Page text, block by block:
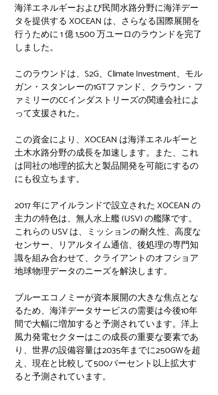
海洋エネルギーおよび民間水路分野に海洋デー
タを提供する XOCEAN は、さらなる国際展開を
行うために 1 億 1,500 万ユーロのラウンドを完了
しました。
このラウンドは、S2G、Climate Investment、モル
ガン・スタンレーの1GTファンド、クラウン・フ
ァミリーのCCインダストリーズの関連会社によ
って支援された。
この資金により、XOCEAN は海洋エネルギーと
土木水路分野の成長を加速します。また、これ
は同社の地理的拡大と製品開発を可能にするの
にも役立ちます。
2017 年にアイルランドで設立された XOCEAN の
主力の特色は、無人水上艦 (USV) の艦隊です。
これらの USV は、ミッションの耐久性、高度な
センサー、リアルタイム通信、後処理の専門知
識を組み合わせて、クライアントのオフショア
地球物理データのニーズを解決します。
ブルーエコノミーが資本展開の大きな焦点とな
るため、海洋データサービスの需要は今後10年
間で大幅に増加すると予測されています。洋上
風力発電セクターはこの成長の重要な要素であ
り、世界の設備容量は2035年までに250GWを超
え、現在と比較して500パーセント以上拡大す
ると予測されています。